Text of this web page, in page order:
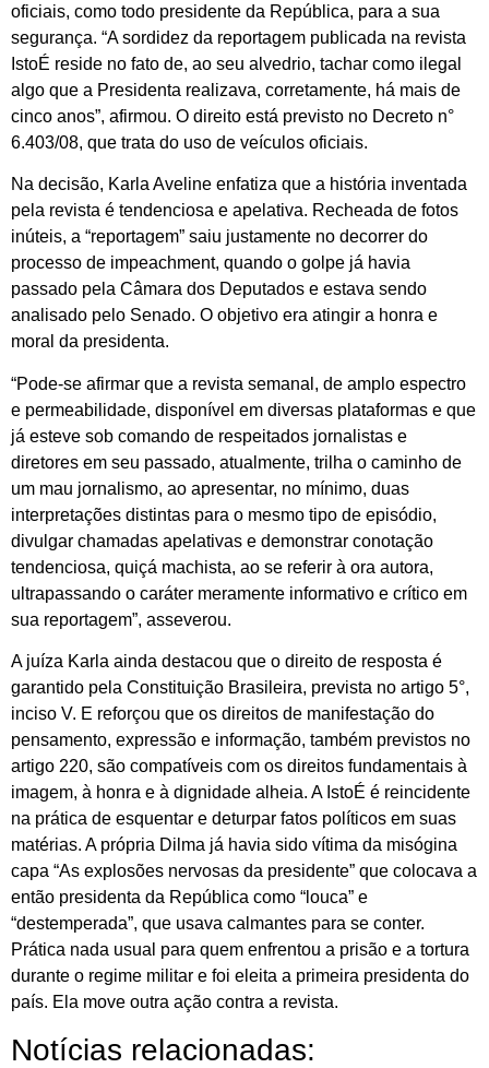
oficiais, como todo presidente da República, para a sua
segurança. “A sordidez da reportagem publicada na revista
IstoÉ reside no fato de, ao seu alvedrio, tachar como ilegal
algo que a Presidenta realizava, corretamente, há mais de
cinco anos”, afirmou. O direito está previsto no Decreto n°
6.403/08, que trata do uso de veículos oficiais.
Na decisão, Karla Aveline enfatiza que a história inventada
pela revista é tendenciosa e apelativa. Recheada de fotos
inúteis, a “reportagem” saiu justamente no decorrer do
processo de impeachment, quando o golpe já havia
passado pela Câmara dos Deputados e estava sendo
analisado pelo Senado. O objetivo era atingir a honra e
moral da presidenta.
“Pode-se afirmar que a revista semanal, de amplo espectro
e permeabilidade, disponível em diversas plataformas e que
já esteve sob comando de respeitados jornalistas e
diretores em seu passado, atualmente, trilha o caminho de
um mau jornalismo, ao apresentar, no mínimo, duas
interpretações distintas para o mesmo tipo de episódio,
divulgar chamadas apelativas e demonstrar conotação
tendenciosa, quiçá machista, ao se referir à ora autora,
ultrapassando o caráter meramente informativo e crítico em
sua reportagem”, asseverou.
A juíza Karla ainda destacou que o direito de resposta é
garantido pela Constituição Brasileira, prevista no artigo 5°,
inciso V. E reforçou que os direitos de manifestação do
pensamento, expressão e informação, também previstos no
artigo 220, são compatíveis com os direitos fundamentais à
imagem, à honra e à dignidade alheia. A IstoÉ é reincidente
na prática de esquentar e deturpar fatos políticos em suas
matérias. A própria Dilma já havia sido vítima da misógina
capa “As explosões nervosas da presidente” que colocava a
então presidenta da República como “louca” e
“destemperada”, que usava calmantes para se conter.
Prática nada usual para quem enfrentou a prisão e a tortura
durante o regime militar e foi eleita a primeira presidenta do
país. Ela move outra ação contra a revista.
Notícias relacionadas: